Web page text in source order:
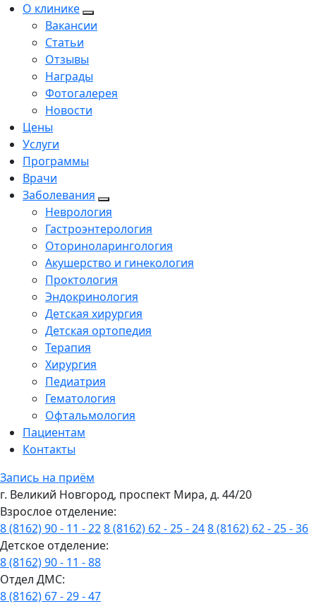
О клинике
Вакансии
Статьи
Отзывы
Награды
Фотогалерея
Новости
Цены
Услуги
Программы
Врачи
Заболевания
Неврология
Гастроэнтерология
Оториноларингология
Акушерство и гинекология
Проктология
Эндокринология
Детская хирургия
Детская ортопедия
Терапия
Хирургия
Педиатрия
Гематология
Офтальмология
Пациентам
Контакты
Запись на приём
г. Великий Новгород, проспект Мира, д. 44/20
Взрослое отделение:
8 (8162) 90 - 11 - 228 (8162) 62 - 25 - 248 (8162) 62 - 25 - 36
Детское отделение:
8 (8162) 90 - 11 - 88
Отдел ДМС:
8 (8162) 67 - 29 - 47